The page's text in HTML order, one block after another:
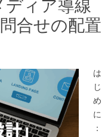
ディア導線
合せの配置
は
じ
め
に
：